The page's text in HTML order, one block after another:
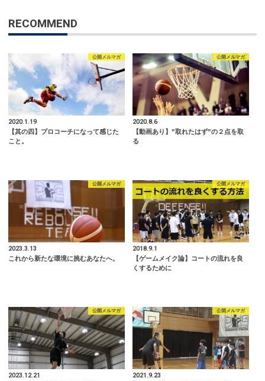
RECOMMEND
公開メルマガ
2020.1.19
【其の四】プロコーチになって感じた
こと。
公開メルマガ
2020.8.6
【動画あり】”取れたはず”の２点を取
る
公開メルマガ
2023.3.13
これから新たな環境に挑むあなたへ。
公開メルマガ
2018.9.1
【ゲームメイク論】コートの流れを良
くするために
公開メルマガ
2023.12.21
公開メルマガ
2021.9.23